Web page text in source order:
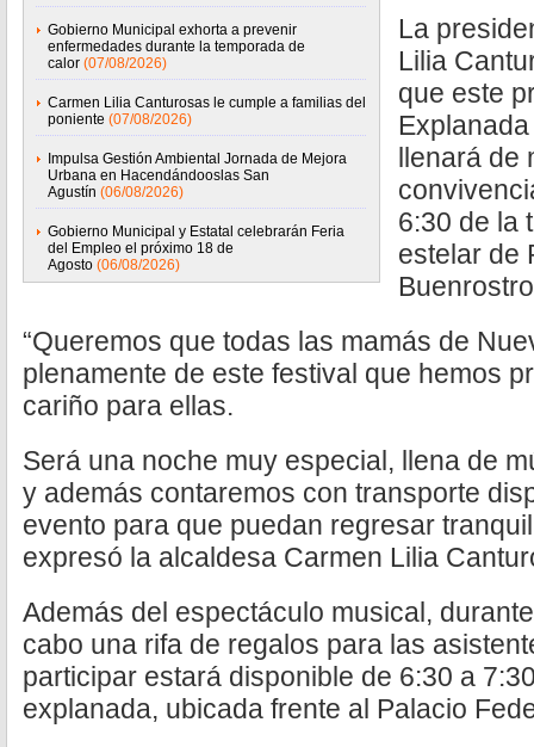
Gobierno Municipal exhorta a prevenir
enfermedades durante la temporada de
calor (07/08/2026)
Carmen Lilia Canturosas le cumple a familias del
poniente (07/08/2026)
Impulsa Gestión Ambiental Jornada de Mejora
Urbana en Hacendándooslas San
Agustín (06/08/2026)
Gobierno Municipal y Estatal celebrarán Feria
del Empleo el próximo 18 de
Agosto (06/08/2026)
La
Lilia
que este
llenará de
6:30 de la
estelar de
“Queremos que todas las mamás de
plenamente de este festival que hemos
cariño para ellas.
Será una noche muy especial, llena de
y además contaremos con transporte
evento para que puedan regresar
expresó la alcaldesa Carmen Lilia
Además del espectáculo musical,
cabo una rifa de regalos para las
participar estará disponible de 6:30 a
explanada, ubicada frente al Palacio